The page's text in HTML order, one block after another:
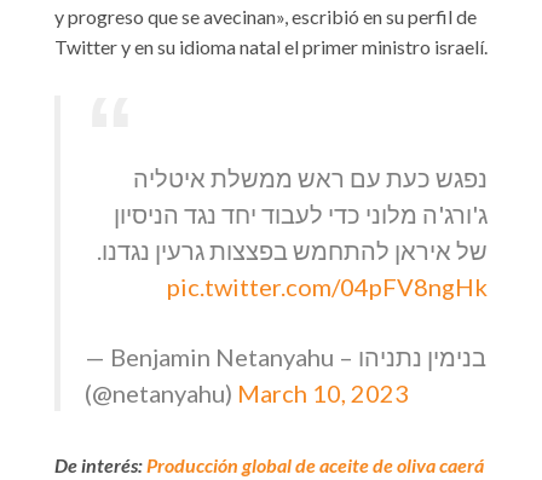
y progreso que se avecinan», escribió en su perfil de
Twitter y en su idioma natal el primer ministro israelí.
נפגש כעת עם ראש ממשלת איטליה
ג'ורג'ה מלוני כדי לעבוד יחד נגד הניסיון
של איראן להתחמש בפצצות גרעין נגדנו.
pic.twitter.com/04pFV8ngHk
— Benjamin Netanyahu – בנימין נתניהו
(@netanyahu) March 10, 2023
De interés:Producción global de aceite de oliva caerá